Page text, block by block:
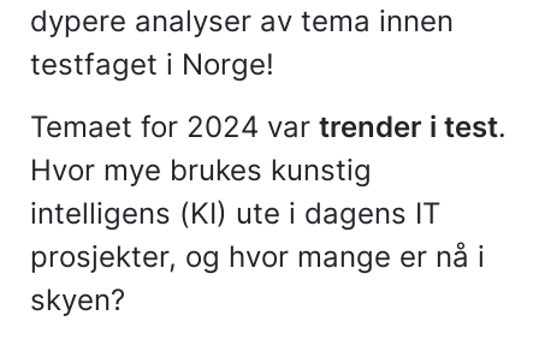
dypere analyser av tema innen
testfaget i Norge!
Temaet for 2024 var trender i test.
Hvor mye brukes kunstig
intelligens (KI) ute i dagens IT
prosjekter, og hvor mange er nå i
skyen?